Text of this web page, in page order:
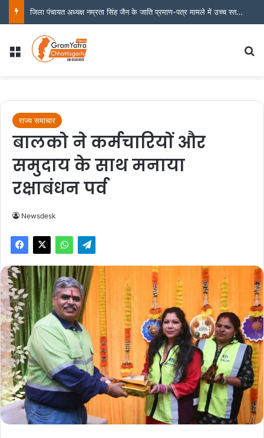
बीएसपी लोहा चोरी मामला : राष्ट्रपति को पत्र लिखे जाने के बाद एक्शन में सेल कॉर्पोरेट विजिलेंस
Menu
राज्य समाचार
बालको ने कर्मचारियों और
समुदाय के साथ मनाया
रक्षाबंधन पर्व
Newsdesk